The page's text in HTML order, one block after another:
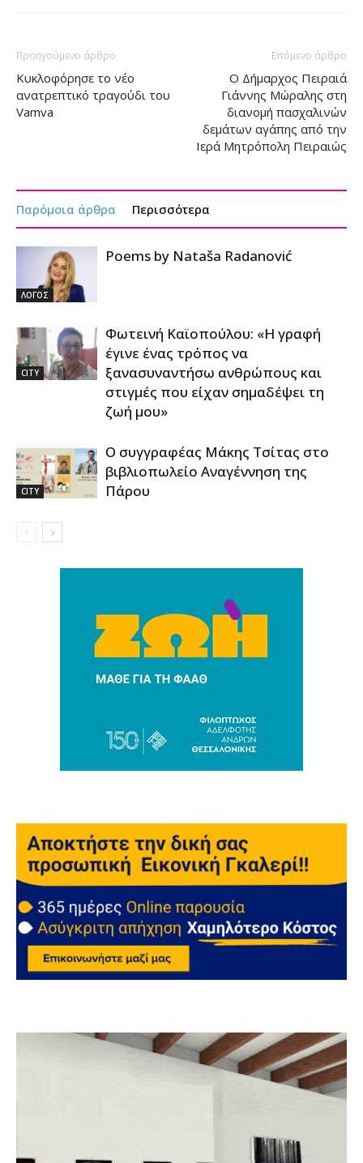
Προηγούμενο άρθρο
Κυκλοφόρησε το νέο
ανατρεπτικό τραγούδι του
Vamva
Επόμενο άρθρο
Ο Δήμαρχος Πειραιά
Γιάννης Μώραλης στη
διανομή πασχαλινών
δεμάτων αγάπης από την
Ιερά Μητρόπολη Πειραιώς
Παρόμοια άρθρα Περισσότερα
ΛΟΓΟΣ
Poems by Nataša Radanović
CITY
Φωτεινή Καϊοπούλου: «Η γραφή
έγινε ένας τρόπος να
ξανασυναντήσω ανθρώπους και
στιγμές που είχαν σημαδέψει τη
ζωή μου»
CITY
Ο συγγραφέας Μάκης Τσίτας στο
βιβλιοπωλείο Αναγέννηση της
Πάρου